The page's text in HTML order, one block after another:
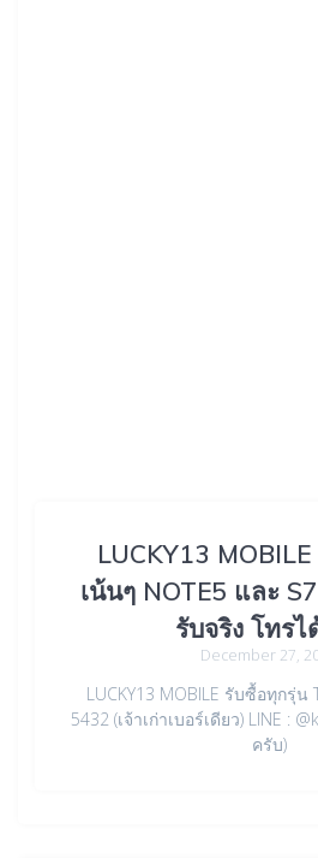
LUCKY13
เน้นๆ NOTE5 และ
รับจริง โทรไ
December 27,
LUCKY13 MOBILE รับซื้อทุกรุ่น
5432 (เจ้าเก่าเบอร์เดียว) LINE :
ครับ)